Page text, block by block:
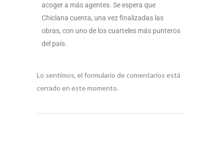
acoger a más agentes. Se espera que
Chiclana cuenta, una vez finalizadas las
obras, con uno de los cuarteles más punteros
del país.
Lo sentimos, el formulario de comentarios está
cerrado en este momento.